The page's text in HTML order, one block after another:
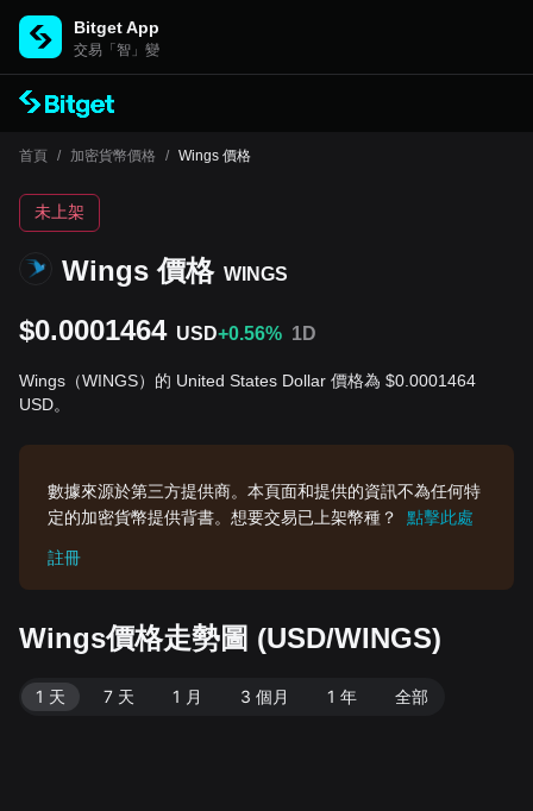
Bitget App
交易「智」變
首頁 / 加密貨幣價格 / Wings 價格
Wings 價格 WINGS
未上架
$0.0001464 USD+0.56% 1D
Wings（WINGS）的 United States Dollar 價格為 $0.0001464
USD。
數據來源於第三方提供商。本頁面和提供的資訊不為任何特
定的加密貨幣提供背書。想要交易已上架幣種？
點擊此處
註冊
Wings價格走勢圖 (USD/WINGS)
1 天 7 天 1 月 3 個月 1 年 全部